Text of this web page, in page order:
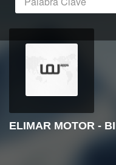
ELIMAR MOTOR -